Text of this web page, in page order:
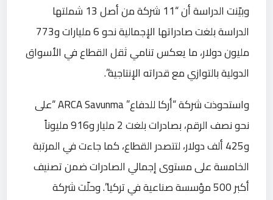
وبيّنت الدراسة أن “11 شركة من أصل 13 شملتها
الدراسة بلغت صادراتها الإجمالية نحو 6 مليارات و773
مليون دولار، ما يعكس تنامي ثقل القطاع في الأسواق
الدولية بالتوازي مع قدراته الإنتاجية”.
واستحوذت شركة “أركا للدفاع” ARCA Savunma “على
نحو نصف الرقم، بصادرات بلغت 2 مليار و916 مليوناً
و425 ألف دولار، لتتصدر القطاع، كما جاءت في المرتبة
الخامسة على مستوى إجمالي الصادرات ضمن تصنيف
أكبر 500 مؤسسة صناعية في تركيا”. وحلّت شركة